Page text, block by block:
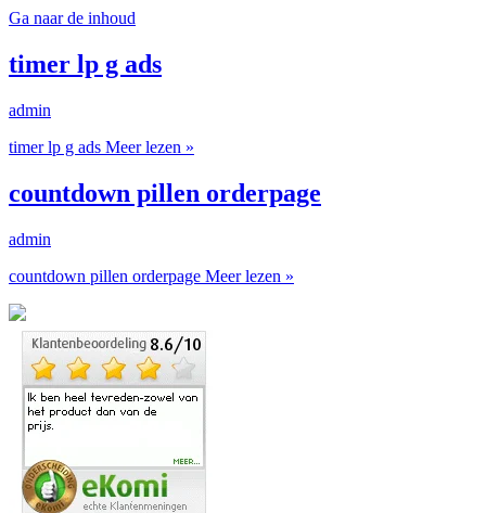
Ga naar de inhoud
timer lp g ads
admin
timer lp g ads Meer lezen »
countdown pillen orderpage
admin
countdown pillen orderpage Meer lezen »